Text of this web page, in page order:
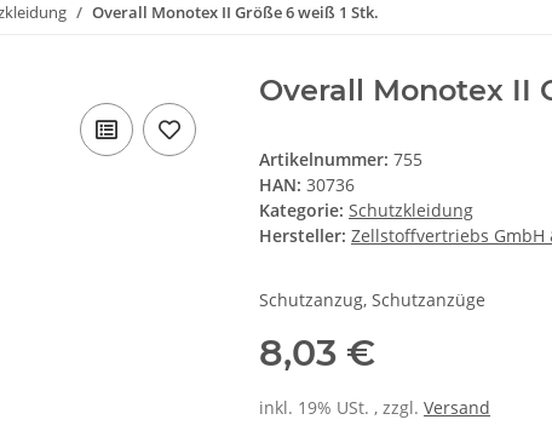
Overall Monotex II Größe 6 weiß 1 Stk.
Overall Monotex II
Artikelnummer: 755
HAN: 30736
Kategorie: Schutzkleidung
Hersteller: Zellstoffvertriebs GmbH
Schutzanzug, Schutzanzüge
8,03 €
inkl. 19% USt. , zzgl. Versand